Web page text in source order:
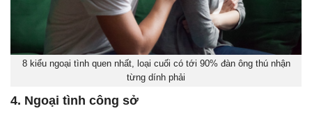
8 kiểu ngoại tình quen nhất, loại cuối có tới 90% đàn ông thú nhận
từng dính phải
4. Ngoại tình công sở